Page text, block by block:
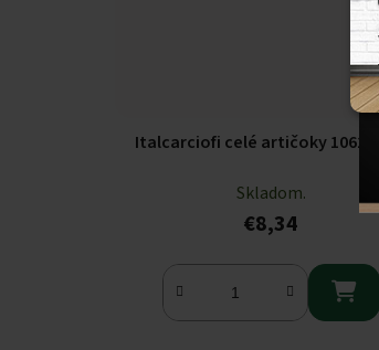
Italcarciofi celé artičoky 1062 ml
Skladom.
€8,34
